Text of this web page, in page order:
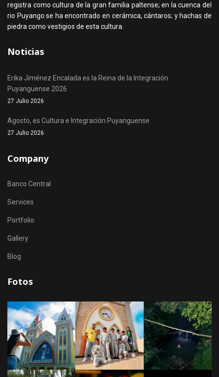
registra como cultura de la gran familia paltense; en la cuenca del
rio Puyango se ha encontrado en cerámica, cántaros; y hachas de
piedra como vestigios de esta cultura.
Noticias
Erika Jiménez Encalada es la Reina de la Integración
Puyanguense 2026
27 Julio 2026
Agosto, es Cultura e Integración Puyanguense
27 Julio 2026
Company
Banco Central
Services
Portfolio
Gallery
Blog
Fotos